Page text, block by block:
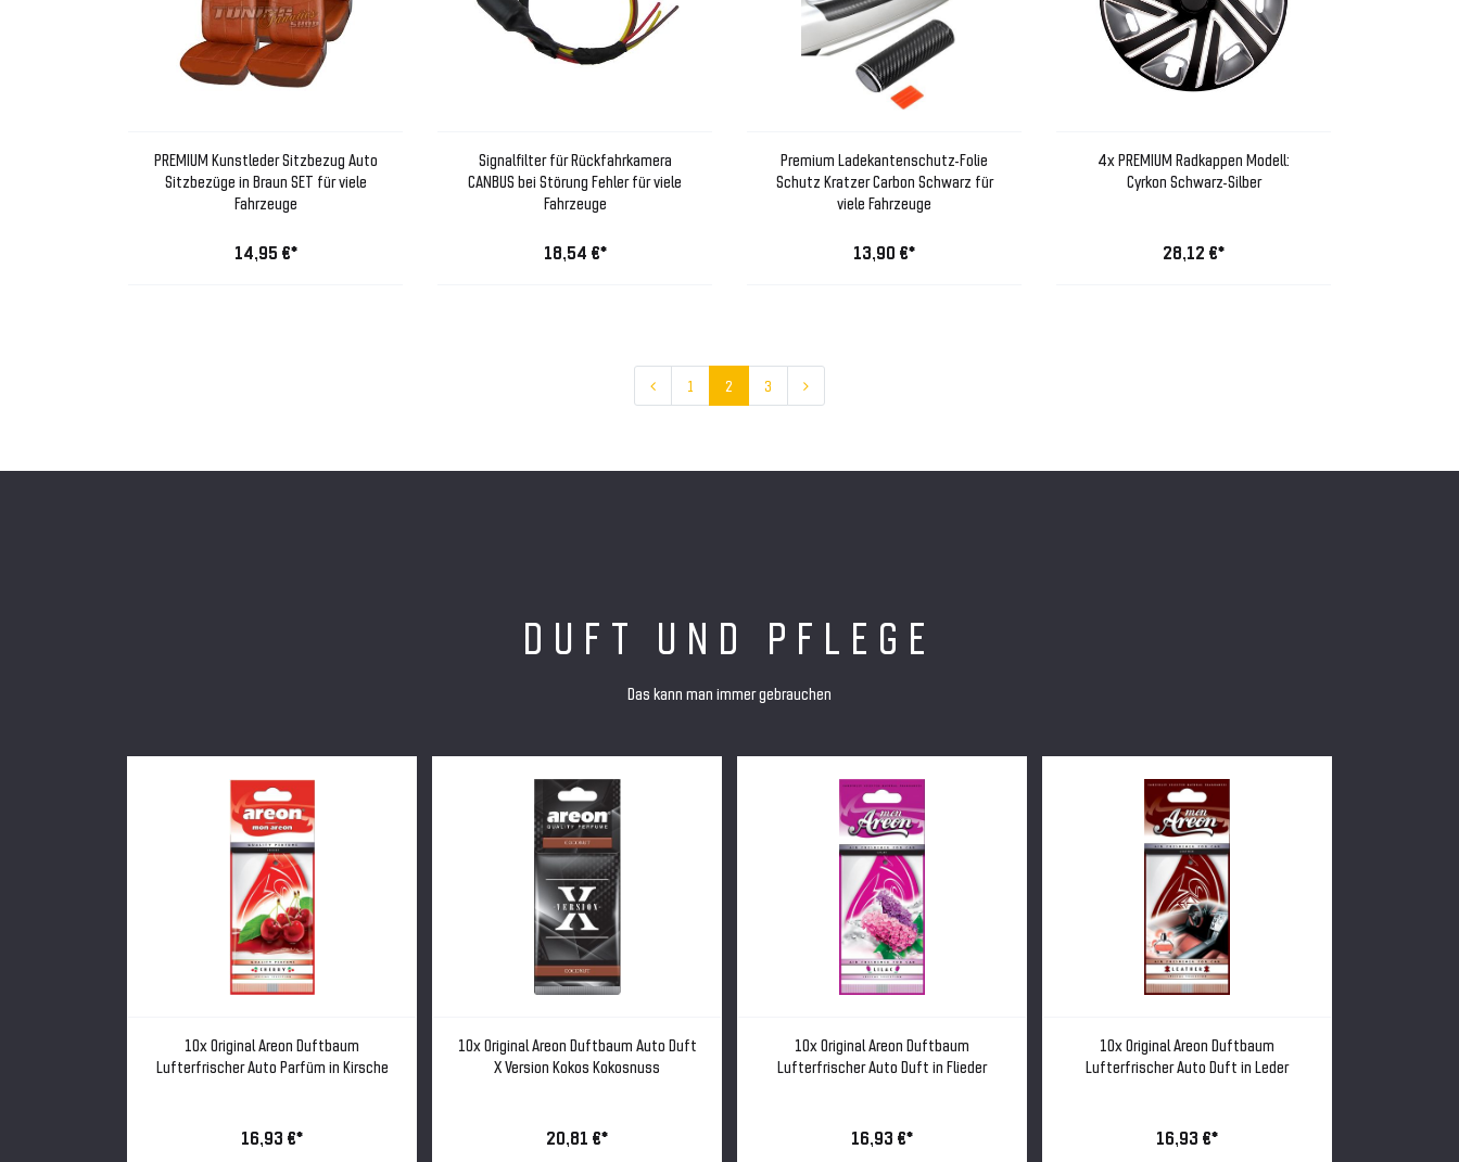
PREMIUM Kunstleder Sitzbezug Auto
Sitzbezüge in Braun SET für viele
Fahrzeuge
14,95 €*
Signalfilter für Rückfahrkamera
CANBUS bei Störung Fehler für viele
Fahrzeuge
18,54 €*
Premium Ladekantenschutz-Folie
Schutz Kratzer Carbon Schwarz für
viele Fahrzeuge
13,90 €*
4x PREMIUM Radkappen Modell:
Cyrkon Schwarz-Silber
28,12 €*
1 2 3
DUFT UND PFLEGE
Das kann man immer gebrauchen
10x Original Areon Duftbaum
Lufterfrischer Auto Parfüm in Kirsche
16,93 €*
10x Original Areon Duftbaum Auto Duft
X Version Kokos Kokosnuss
20,81 €*
10x Original Areon Duftbaum
Lufterfrischer Auto Duft in Flieder
16,93 €*
10x Original Areon Duftbaum
Lufterfrischer Auto Duft in Leder
16,93 €*